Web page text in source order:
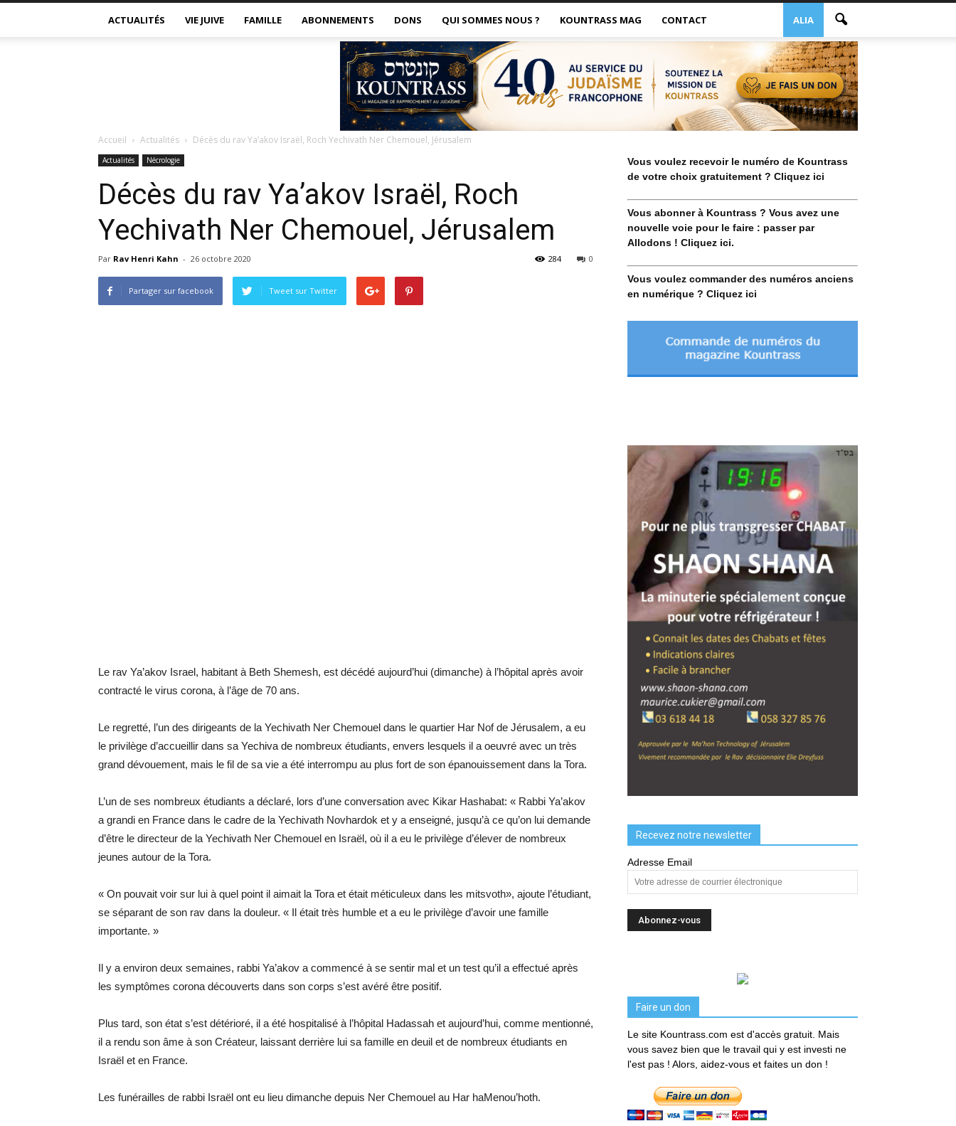
ACTUALITÉS VIE JUIVE FAMILLE ABONNEMENTS DONS ALIA
QUI SOMMES NOUS ? KOUNTRASS MAG CONTACT
Accueil Actualités Décès du rav Ya’akov Israël, Roch Yechivath Ner Chemouel, Jérusalem
Actualités Nécrologie
Décès du rav Ya’akov Israël, Roch
Yechivath Ner Chemouel, Jérusalem
Par Rav Henri Kahn - 26 octobre 2020 0
284
Partager sur facebook Tweet sur Twitter
Le rav Ya’akov Israel, habitant à Beth Shemesh, est décédé aujourd’hui (dimanche) à l’hôpital après avoir
contracté le virus corona, à l’âge de 70 ans.
Le regretté, l’un des dirigeants de la Yechivath Ner Chemouel dans le quartier Har Nof de Jérusalem, a eu
le privilège d’accueillir dans sa Yechiva de nombreux étudiants, envers lesquels il a oeuvré avec un très
grand dévouement, mais le fil de sa vie a été interrompu au plus fort de son épanouissement dans la Tora.
L’un de ses nombreux étudiants a déclaré, lors d’une conversation avec Kikar Hashabat: « Rabbi Ya’akov
a grandi en France dans le cadre de la Yechivath Novhardok et y a enseigné, jusqu’à ce qu’on lui demande
d’être le directeur de la Yechivath Ner Chemouel en Israël, où il a eu le privilège d’élever de nombreux
jeunes autour de la Tora.
« On pouvait voir sur lui à quel point il aimait la Tora et était méticuleux dans les mitsvoth», ajoute l’étudiant,
se séparant de son rav dans la douleur. « Il était très humble et a eu le privilège d’avoir une famille
importante. »
Il y a environ deux semaines, rabbi Ya’akov a commencé à se sentir mal et un test qu’il a effectué après
les symptômes corona découverts dans son corps s’est avéré être positif.
Plus tard, son état s’est détérioré, il a été hospitalisé à l’hôpital Hadassah et aujourd’hui, comme mentionné,
il a rendu son âme à son Créateur, laissant derrière lui sa famille en deuil et de nombreux étudiants en
Israël et en France.
Les funérailles de rabbi Israël ont eu lieu dimanche depuis Ner Chemouel au Har haMenou’hoth.
Vous voulez recevoir le numéro de Kountrass
de votre choix gratuitement ? Cliquez ici
Vous abonner à Kountrass ? Vous avez une
nouvelle voie pour le faire : passer par
Allodons ! Cliquez ici.
Vous voulez commander des numéros anciens
en numérique ? Cliquez ici
Recevez notre newsletter
Adresse Email
Faire un don
Le site Kountrass.com est d'accès gratuit. Mais
vous savez bien que le travail qui y est investi ne
l'est pas ! Alors, aidez-vous et faites un don !